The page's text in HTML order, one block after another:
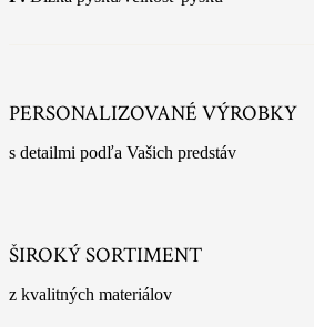
PERSONALIZOVANÉ VÝROBKY
s detailmi podľa Vašich predstáv
ŠIROKÝ SORTIMENT
z kvalitných materiálov